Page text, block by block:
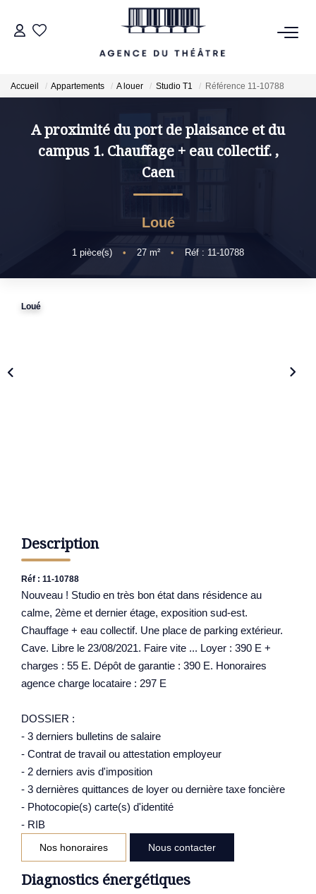
ESTIMATION
NOTRE AGENCE
Accueil Appartements A louer Studio T1 Référence 11-10788
A proximité du port de plaisance et du
campus 1. Chauffage + eau collectif. ,
Caen
Loué
1 pièce(s) • 27 m² • Réf : 11-10788
Loué
Description
Réf : 11-10788
Nouveau ! Studio en très bon état dans résidence au
calme, 2ème et dernier étage, exposition sud-est.
Chauffage + eau collectif. Une place de parking extérieur.
Cave. Libre le 23/08/2021. Faire vite ... Loyer : 390 E +
charges : 55 E. Dépôt de garantie : 390 E. Honoraires
agence charge locataire : 297 E
DOSSIER :
- 3 derniers bulletins de salaire
- Contrat de travail ou attestation employeur
- 2 derniers avis d'imposition
- 3 dernières quittances de loyer ou dernière taxe foncière
- Photocopie(s) carte(s) d'identité
- RIB
Nos honoraires Nous contacter
Diagnostics énergétiques